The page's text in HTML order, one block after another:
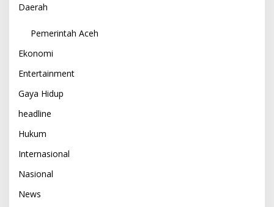
Daerah
Pemerintah Aceh
Ekonomi
Entertainment
Gaya Hidup
headline
Hukum
Internasional
Nasional
News